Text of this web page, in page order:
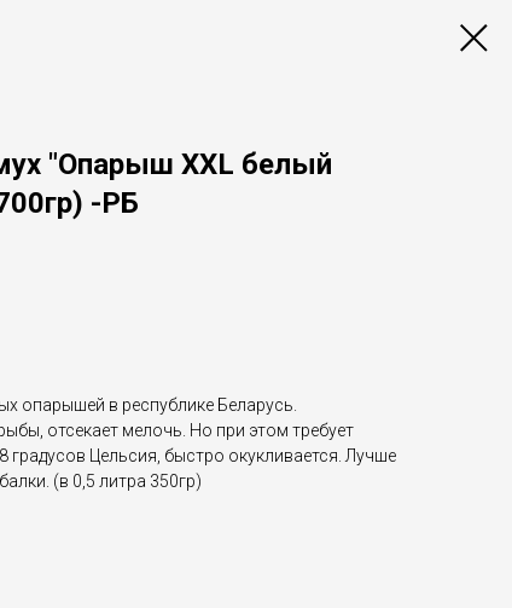
"Опарыш XXL белый
-РБ
опарышей в республике Беларусь.
отсекает мелочь. Но при этом требует
градусов Цельсия, быстро окукливается. Лучше
(в 0,5 литра 350гр)